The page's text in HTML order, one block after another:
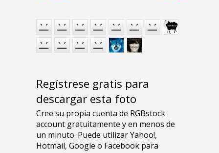
Regístrese gratis para
descargar esta foto